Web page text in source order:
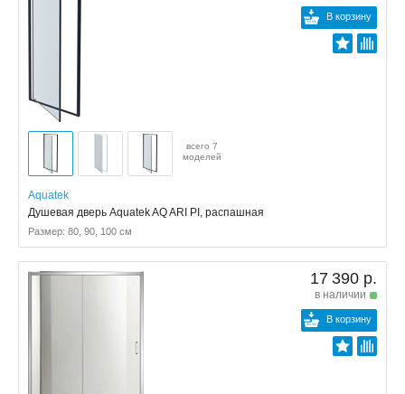
В корзину
всего 7
моделей
Aquatek
Душевая дверь Aquatek AQ ARI PI, распашная
Размер: 80, 90, 100 см
17 390 р.
в наличии
В корзину